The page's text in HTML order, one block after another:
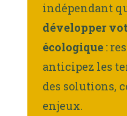
indépendant
développer
écologique :
anticipez les
des solutions,
enjeux.